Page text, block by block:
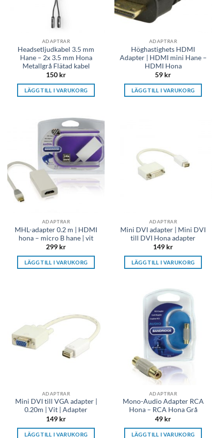
ADAPTRAR
Headsetljudkabel 3.5 mm
Hane – 2x 3.5 mm Hona
Metallgrå Flätad kabel
150 kr
LÄGG TILL I VARUKORG
ADAPTRAR
Höghastighets HDMI
Adapter | HDMI mini Hane –
HDMI Hona
59 kr
LÄGG TILL I VARUKORG
ADAPTRAR
MHL-adapter 0.2 m | HDMI
hona – micro B hane | vit
299 kr
LÄGG TILL I VARUKORG
ADAPTRAR
Mini DVI adapter | Mini DVI
till DVI Hona adapter
149 kr
LÄGG TILL I VARUKORG
ADAPTRAR
Mini DVI till VGA adapter |
0.20m | Vit | Adapter
149 kr
LÄGG TILL I VARUKORG
ADAPTRAR
Mono-Audio Adapter RCA
Hona – RCA Hona Grå
49 kr
LÄGG TILL I VARUKORG